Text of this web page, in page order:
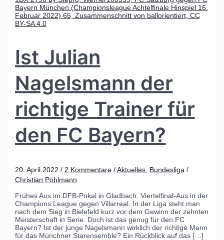
Ist Julian
Nagelsmann der
richtige Trainer für
den FC Bayern?
20. April 2022 / 2 Kommentare /Aktuelles, Bundesliga /
Christian Pöhlmann
Frühes Aus im DFB-Pokal in Gladbach. Viertelfinal-Aus in der
Champions League gegen Villarreal. In der Liga steht man
nach dem Sieg in Bielefeld kurz vor dem Gewinn der zehnten
Meisterschaft in Serie. Doch ist das genug für den FC
Bayern? Ist der junge Nagelsmann wirklich der richtige Mann
für das Münchner Starensemble? Ein Rückblick auf das […]